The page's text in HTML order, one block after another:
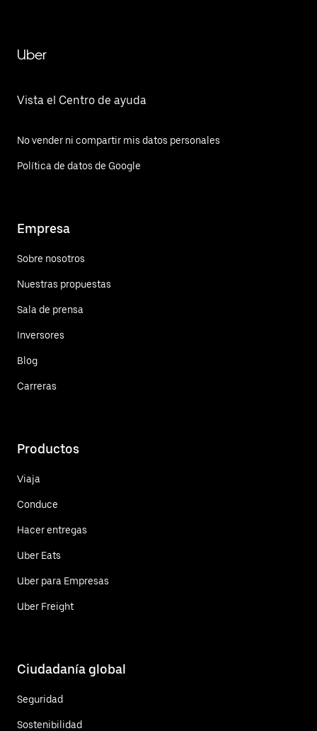
Uber
Vista el Centro de ayuda
No vender ni compartir mis datos personales
Política de datos de Google
Empresa
Sobre nosotros
Nuestras propuestas
Sala de prensa
Inversores
Blog
Carreras
Productos
Viaja
Conduce
Hacer entregas
Uber Eats
Uber para Empresas
Uber Freight
Ciudadanía global
Seguridad
Sostenibilidad